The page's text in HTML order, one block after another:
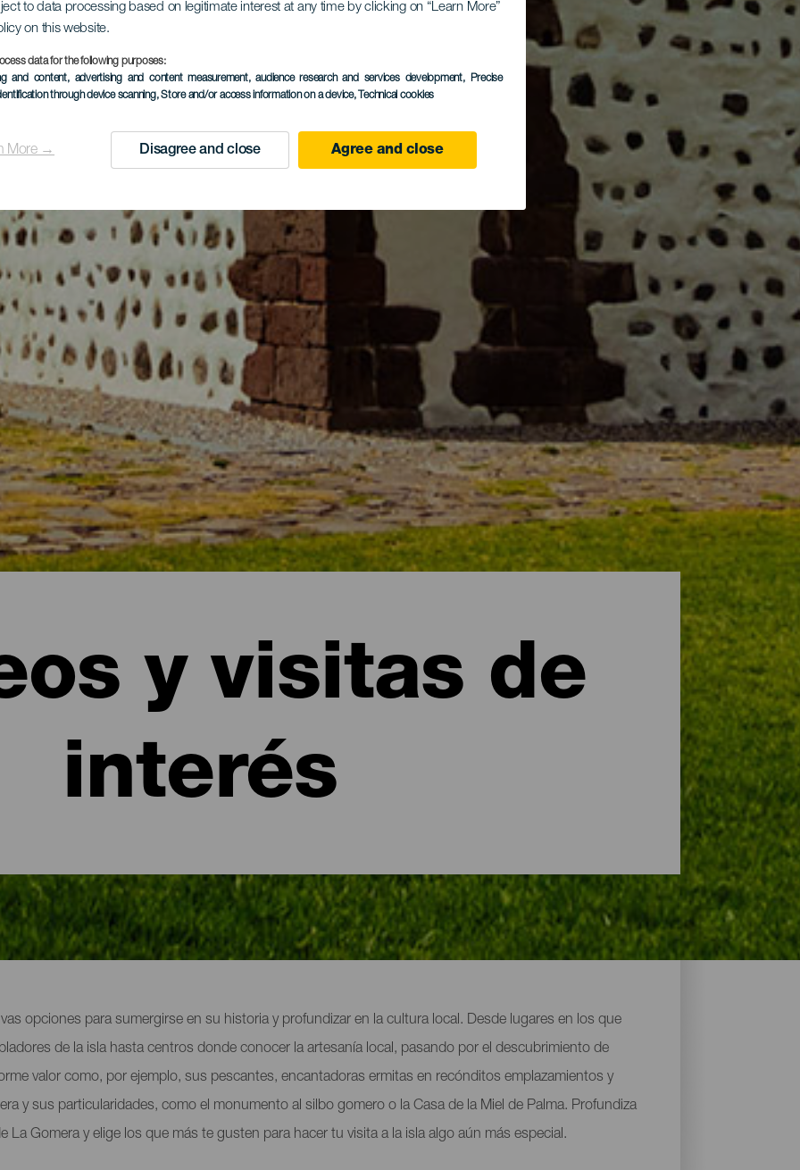
to data processing based on legitimate interest at any time by clicking on “Learn More”
on this website.
data for the following purposes:
and content, advertising and content measurement, audience research and services development, Precise
through device scanning, Store and/or access information on a device, Technical cookies
More → Disagree and close Agree and close
y visitas de
interés
de La Gomera
opciones para sumergirse en su historia y profundizar en la cultura local. Desde lugares en los que
de la isla hasta centros donde conocer la artesanía local, pasando por el descubrimiento de
valor como, por ejemplo, sus pescantes, encantadoras ermitas en recónditos emplazamientos y
y sus particularidades, como el monumento al silbo gomero o la Casa de la Miel de Palma. Profundiza
Gomera y elige los que más te gusten para hacer tu visita a la isla algo aún más especial.